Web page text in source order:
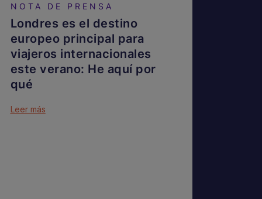
NOTA DE PRENSA
Londres es el destino
europeo principal para
viajeros internacionales
este verano: He aquí por
qué
Leer más